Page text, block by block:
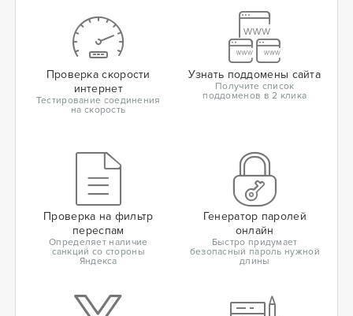
Проверка скорости
интернет
Тестирование соединения
на скорость
Узнать поддомены сайта
Получите список
поддоменов в 2 клика
Проверка на фильтр
переспам
Определяет наличие
санкций со стороны
Яндекса
Генератор паролей
онлайн
Быстро придумает
безопасный пароль нужной
длины